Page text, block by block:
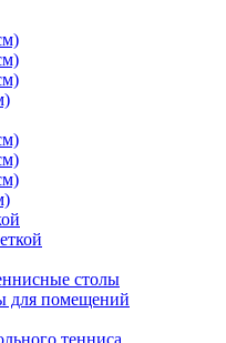
столы
для помещений
тенниса